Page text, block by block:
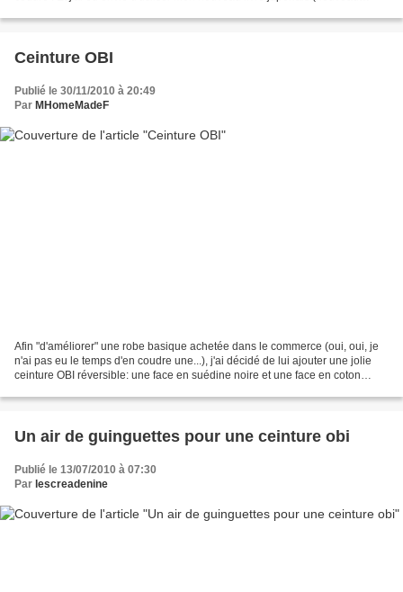
Ceinture OBI
Publié le 30/11/2010 à 20:49
Par MHomeMadeF
Afin "d'améliorer" une robe basique achetée dans le commerce (oui, oui, je
n'ai pas eu le temps d'en coudre une...), j'ai décidé de lui ajouter une jolie
ceinture OBI réversible: une face en suédine noire et une face en coton
Un air de guinguettes pour une ceinture obi
Publié le 13/07/2010 à 07:30
Par lescreadenine